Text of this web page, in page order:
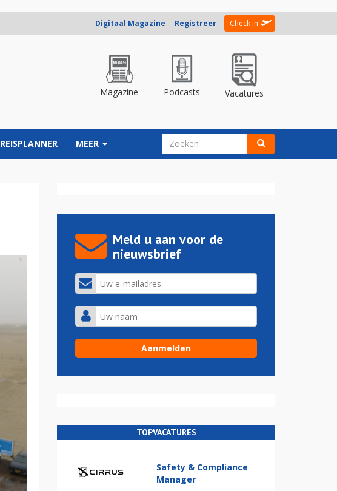
Digitaal Magazine Registreer Check in
Magazine Podcasts Vacatures
REISPLANNER MEER ZOEKVELD
Meld u aan voor de
nieuwsbrief
TOPVACATURES
Safety & Compliance
Manager